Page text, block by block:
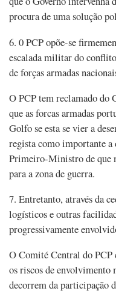
procura de uma solução
6. 0 PCP opõe-se
escalada militar do
de forças armadas
O PCP tem reclamado do
que as forcas armadas
Golfo se esta se vier a
regista como importante
Primeiro-Ministro de que
para a zona de guerra.
7. Entretanto, através da
logísticos e outras
progressivamente
O Comité Central do
os riscos de
decorrem da participação